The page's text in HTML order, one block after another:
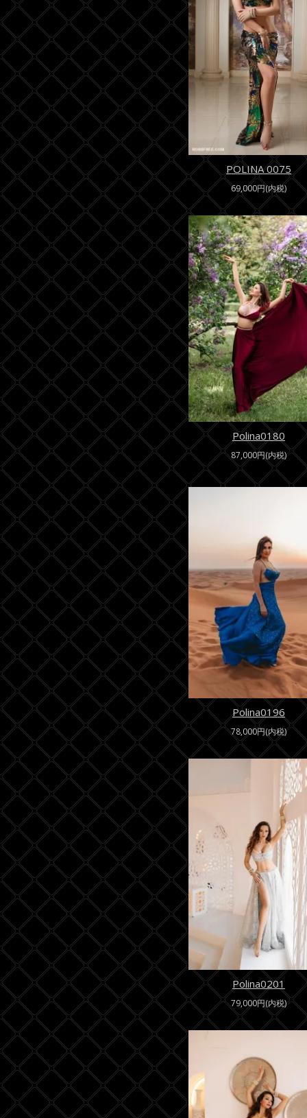
POLINA 0075
69,000円(内税)
Polina0180
87,000円(内税)
Polina0196
78,000円(内税)
Polina0201
79,000円(内税)